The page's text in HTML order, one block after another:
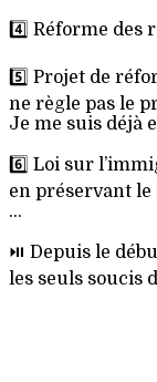
4️⃣ Réforme
5️⃣ Projet de
ne règle pas le
Je me suis déjà
6️⃣ Loi sur
en préservant le
…
⏯️ Depuis le
les seuls soucis